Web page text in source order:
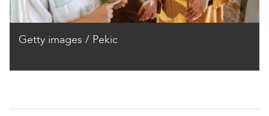
Getty images / Pekic